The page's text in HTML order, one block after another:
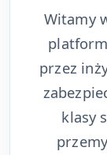
Witamy
przez
klasy